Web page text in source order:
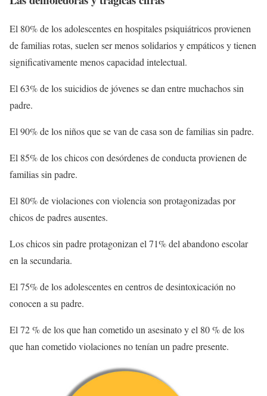
El 80% de los adolescentes en hospitales psiquiátricos provienen
de familias rotas, suelen ser menos solidarios y empáticos y tienen
significativamente menos capacidad intelectual.
El 63% de los suicidios de jóvenes se dan entre muchachos sin
padre.
El 90% de los niños que se van de casa son de familias sin padre.
El 85% de los chicos con desórdenes de conducta provienen de
familias sin padre.
El 80% de violaciones con violencia son protagonizadas por
chicos de padres ausentes.
Los chicos sin padre protagonizan el 71% del abandono escolar
en la secundaria.
El 75% de los adolescentes en centros de desintoxicación no
conocen a su padre.
El 72 % de los que han cometido un asesinato y el 80 % de los
que han cometido violaciones no tenían un padre presente.